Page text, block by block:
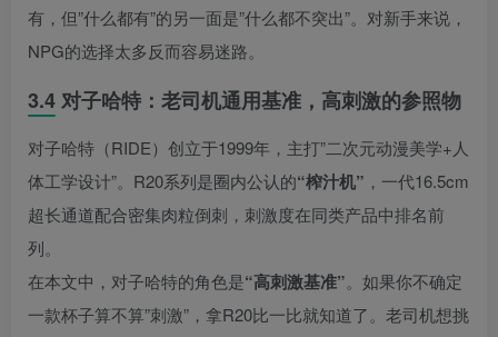
有，但”什么都有”的另一面是”什么都不突出”。对新手来说，
NPG的选择太多反而容易迷路。
3.4 对子哈特：老司机通用基准，高刺激的参照物
对子哈特（RIDE）创立于1999年，主打”二次元动漫美学+人
体工学设计”。R20系列是圈内公认的“榨汁机” ，一代16.5cm
超长通道配合密集肉粒倒刺，刺激度在同类产品中排名前
列。
在本文中，对子哈特的角色是“高刺激基准”。如果你不确定
一款杯子算不算”刺激”，拿R20比一比就知道了。老司机想挑